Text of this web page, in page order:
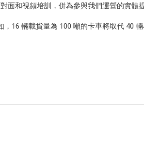
面和視頻培訓，併為參與我們運營的實體
16 輛載貨量為 100 噸的卡車將取代 40 輛